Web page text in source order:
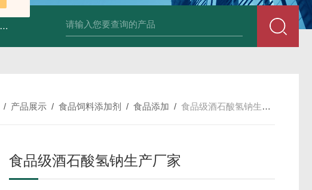
食品级牛骨胶原蛋白生产厂家 食品级复合氨基酸生产厂家 食品级黄原胶生产厂
/ 产品展示 /食品饲料添加剂 /食品添加 /食品级酒石酸氢钠生产厂家
食品级酒石酸氢钠生产厂家